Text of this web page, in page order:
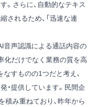
。さらに、自動的なテキス
されるため、「迅速な連
音声認識による通話内容の
化だけでなく業務の質を高
なすものの1つだと考え、
・提供しています。民間企
み重ねており、昨年から